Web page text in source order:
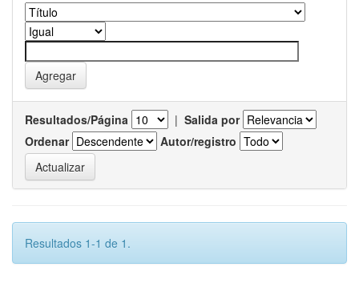
Resultados/Página | Salida por
Ordenar
Autor/registro
Resultados 1-1 de 1.